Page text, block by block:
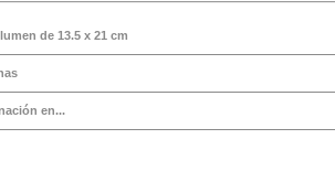
de 13.5 x 21 cm
en...